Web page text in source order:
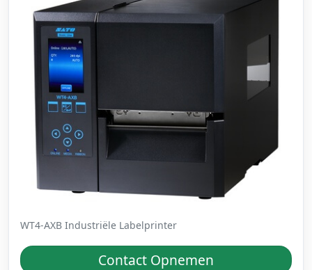
WT4-AXB Industriële Labelprinter
Contact Opnemen